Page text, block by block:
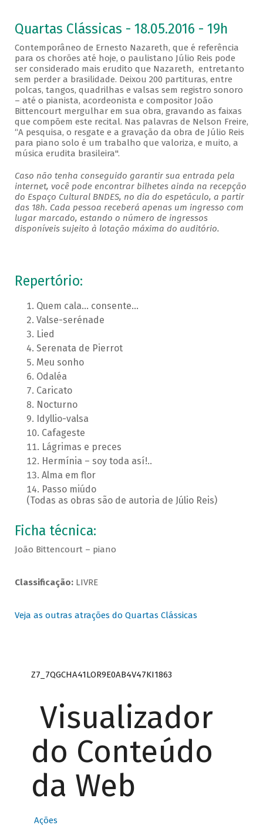
Quartas Clássicas - 18.05.2016 - 19h
Contemporâneo de Ernesto Nazareth, que é referência
para os chorões até hoje, o paulistano Júlio Reis pode
ser considerado mais erudito que Nazareth, entretanto
sem perder a brasilidade. Deixou 200 partituras, entre
polcas, tangos, quadrilhas e valsas sem registro sonoro
– até o pianista, acordeonista e compositor João
Bittencourt mergulhar em sua obra, gravando as faixas
que compõem este recital. Nas palavras de Nelson Freire,
“A pesquisa, o resgate e a gravação da obra de Júlio Reis
para piano solo é um trabalho que valoriza, e muito, a
música erudita brasileira".
Caso não tenha conseguido garantir sua entrada pela
internet, você pode encontrar bilhetes ainda na recepção
do Espaço Cultural BNDES, no dia do espetáculo, a partir
das 18h. Cada pessoa receberá apenas um ingresso com
lugar marcado, estando o número de ingressos
disponíveis sujeito à lotação máxima do auditório.
Repertório:
Quem cala... consente...
Valse-serénade
Lied
Serenata de Pierrot
Meu sonho
Odaléa
Caricato
Nocturno
Idyllio-valsa
Cafageste
Lágrimas e preces
Hermínia – soy toda así!..
Alma em flor
Passo miúdo
(Todas as obras são de autoria de Júlio Reis)
Ficha técnica:
João Bittencourt – piano
Classificação:LIVRE
Veja as outras atrações do Quartas Clássicas
Z7_7QGCHA41LOR9E0AB4V47KI1863
Visualizador
do Conteúdo
da Web
Ações